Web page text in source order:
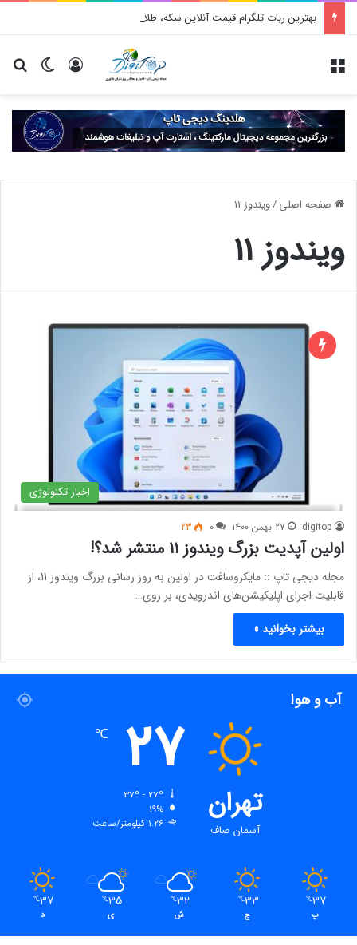
بهترین ربات تلگرام قیمت آنلاین سکه، طلا و ارز
تغییر ورود
صفحه اصلی/ویندوز 11
ویندوز 11
اخبار تکنولوژی
digitop 27 بهمن 1400 0
23
اولین آپدیت بزرگ ویندوز 11 منتشر شد؟!
مجله دیجی تاپ :: مایکروسافت در اولین به روز رسانی بزرگ ویندوز 11، از
قابلیت اجرای اپلیکیشن‌های اندرویدی، بر روی…
بیشتر بخوانید »
آب و هوا
تهران
آسمان صاف
27
℃
19%
1.26 کیلومتر/ساعت
37
℃
پ
33
℃
ج
32
℃
ش
35
℃
ی
37
℃
د